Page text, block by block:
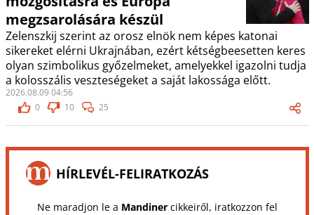
megzsarolására készül
Zelenszkij szerint az orosz elnök nem képes katonai
sikereket elérni Ukrajnában, ezért kétségbeesetten keres
olyan szimbolikus győzelmeket, amelyekkel igazolni tudja
a kolosszális veszteségeket a saját lakossága előtt.
2026.08.09 04:56
0
10 25
HÍRLEVÉL-FELIRATKOZÁS
Ne maradjon le a Mandinercikkeiről, iratkozzon fel